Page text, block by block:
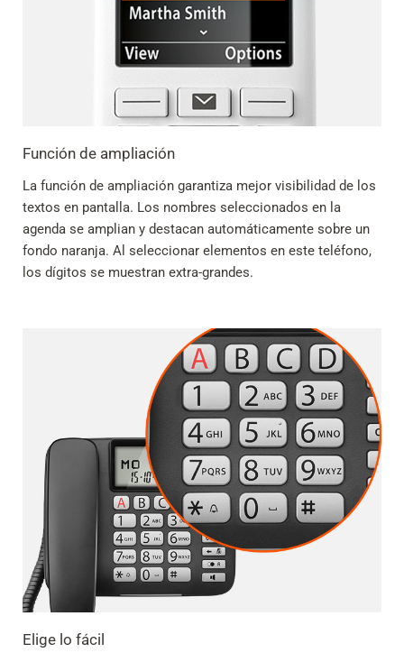
Función de ampliación
La función de ampliación garantiza mejor visibilidad de los
textos en pantalla. Los nombres seleccionados en la
agenda se amplian y destacan automáticamente sobre un
fondo naranja. Al seleccionar elementos en este teléfono,
los dígitos se muestran extra-grandes.
Elige lo fácil